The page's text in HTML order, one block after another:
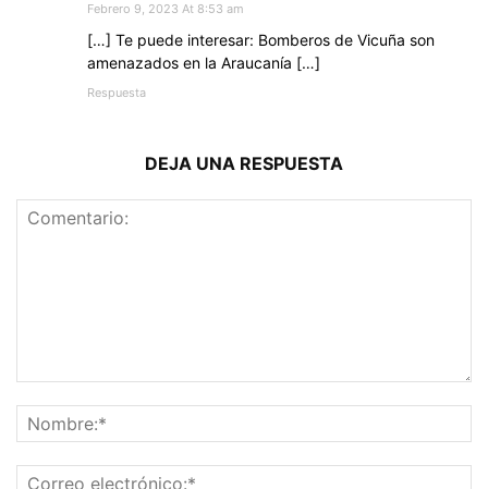
Febrero 9, 2023 At 8:53 am
[…] Te puede interesar: Bomberos de Vicuña son
amenazados en la Araucanía […]
Respuesta
DEJA UNA RESPUESTA